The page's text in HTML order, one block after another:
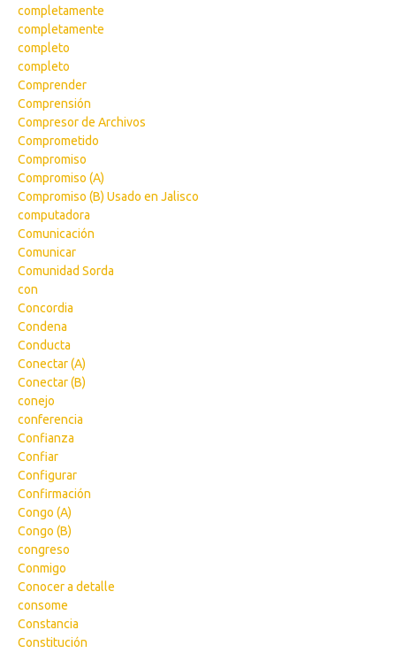
completamente
completamente
completo
completo
Comprender
Comprensión
Compresor de Archivos
Comprometido
Compromiso
Compromiso (A)
Compromiso (B) Usado en Jalisco
computadora
Comunicación
Comunicar
Comunidad Sorda
con
Concordia
Condena
Conducta
Conectar (A)
Conectar (B)
conejo
conferencia
Confianza
Confiar
Configurar
Confirmación
Congo (A)
Congo (B)
congreso
Conmigo
Conocer a detalle
consome
Constancia
Constitución